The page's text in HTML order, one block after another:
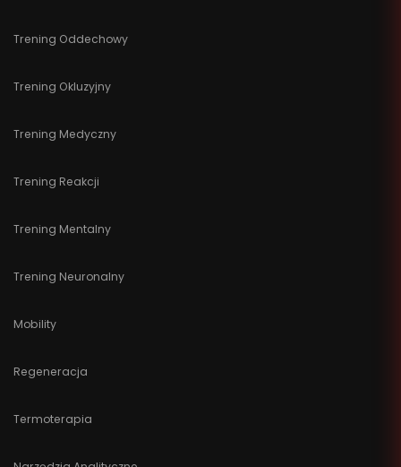
Trening Oddechowy
Trening Okluzyjny
Trening Medyczny
Trening Reakcji
Trening Mentalny
Trening Neuronalny
Mobility
Regeneracja
Termoterapia